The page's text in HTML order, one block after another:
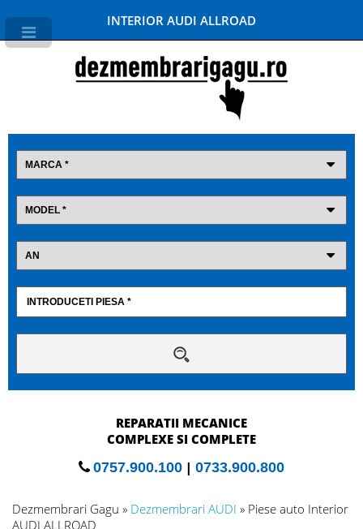
INTERIOR AUDI ALLROAD
RECONDITIONARI
MOTOARE SI TURBINE
0757.900.100 | 0733.900.800
Dezmembrari Gagu » Dezmembrari AUDI » Piese auto Interior
AUDI ALLROAD